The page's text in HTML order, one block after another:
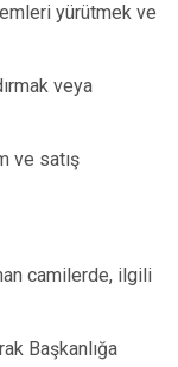
yürütmek ve
veya
ve satış
camilerde, ilgili
Başkanlığa